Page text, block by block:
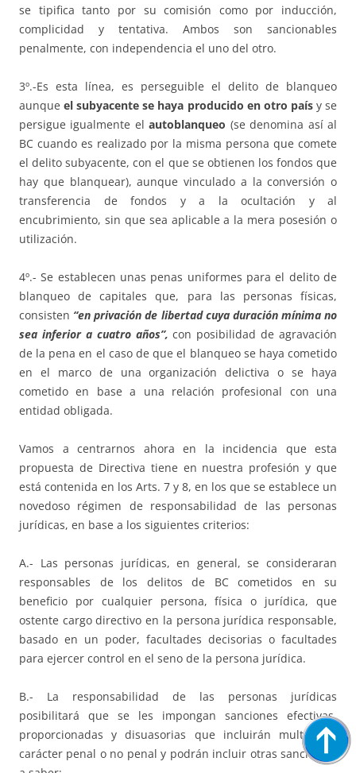
se tipifica tanto por su comisión como por inducción,
complicidad y tentativa. Ambos son sancionables
penalmente, con independencia el uno del otro.
3º.-Es esta línea, es perseguible el delito de blanqueo
aunqueel subyacente se haya producido en otro paísy se
persigue igualmente elautoblanqueo (se denomina así al
BC cuando es realizado por la misma persona que comete
el delito subyacente, con el que se obtienen los fondos que
hay que blanquear), aunque vinculado a la conversión o
transferencia de fondos y a la ocultación y al
encubrimiento, sin que sea aplicable a la mera posesión o
utilización.
4º.- Se establecen unas penas uniformes para el delito de
blanqueo de capitales que, para las personas físicas,
consisten “en privación de libertad cuya duración mínima no
sea inferior a cuatro años”,con posibilidad de agravación
de la pena en el caso de que el blanqueo se haya cometido
en el marco de una organización delictiva o se haya
cometido en base a una relación profesional con una
entidad obligada.
Vamos a centrarnos ahora en la incidencia que esta
propuesta de Directiva tiene en nuestra profesión y que
está contenida en los Arts. 7 y 8, en los que se establece un
novedoso régimen de responsabilidad de las personas
jurídicas, en base a los siguientes criterios:
A.- Las personas jurídicas, en general, se consideraran
responsables de los delitos de BC cometidos en su
beneficio por cualquier persona, física o jurídica, que
ostente cargo directivo en la persona jurídica responsable,
basado en un poder, facultades decisorias o facultades
para ejercer control en el seno de la persona jurídica.
B.- La responsabilidad de las personas jurídicas
posibilitará que se les impongan sanciones efectivas,
proporcionadas y disuasorias que incluirán multas de
carácter penal o no penal y podrán incluir otras sanciones,